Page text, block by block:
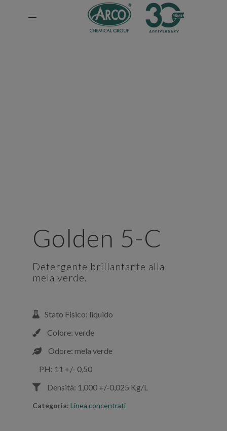
Golden 5-C
Detergente brillantante alla
mela verde.
Stato Fisico: liquido
Colore: verde
Odore: mela verde
PH: 11 +/- 0,50
Densità: 1,000 +/-0,025 Kg/L
Categoria:Linea concentrati